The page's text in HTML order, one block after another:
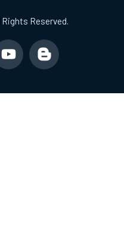
Reserved.